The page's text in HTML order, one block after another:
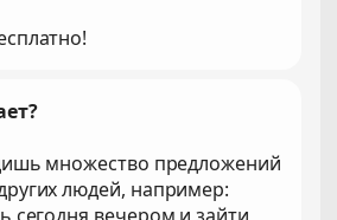
множество предложений
людей, например: